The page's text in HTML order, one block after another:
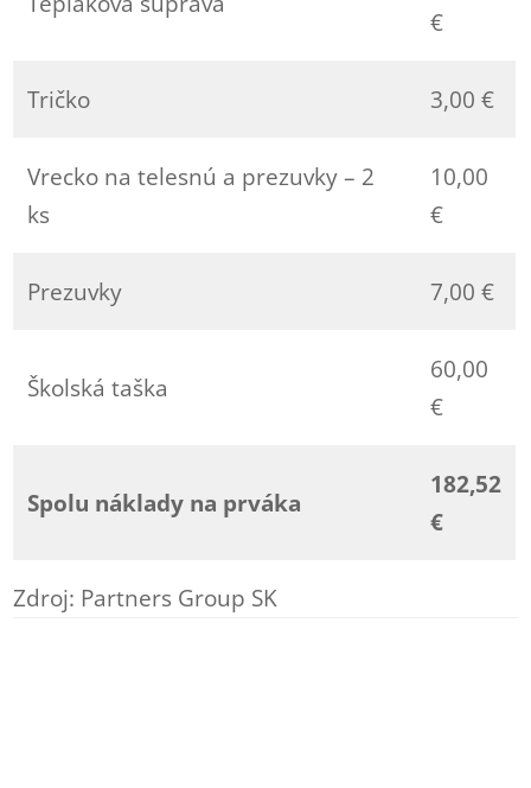
€
Tričko 3,00 €
Vrecko na telesnú a prezuvky – 2
ks
10,00
€
Prezuvky 7,00 €
Školská taška
60,00
€
Spolu náklady na prváka
182,52
€
Zdroj: Partners Group SK